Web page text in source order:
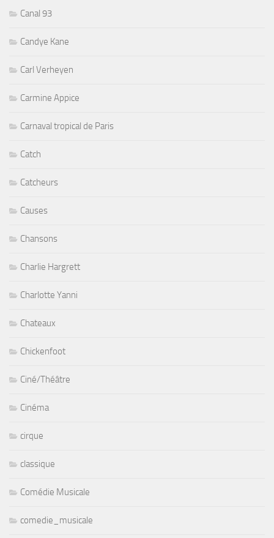
Canal 93
Candye Kane
Carl Verheyen
Carmine Appice
Carnaval tropical de Paris
Catch
Catcheurs
Causes
Chansons
Charlie Hargrett
Charlotte Yanni
Chateaux
Chickenfoot
Ciné/Théâtre
Cinéma
cirque
classique
Comédie Musicale
comedie_musicale